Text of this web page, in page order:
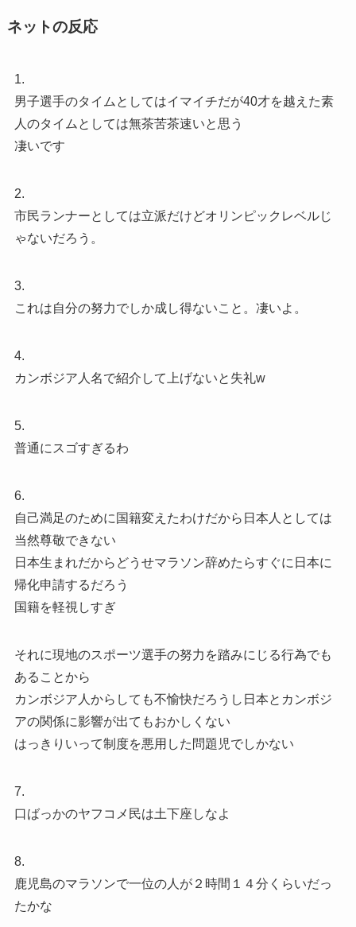
ネットの反応
1.
男子選手のタイムとしてはイマイチだが40才を越えた素
人のタイムとしては無茶苦茶速いと思う
凄いです
2.
市民ランナーとしては立派だけどオリンピックレベルじ
ゃないだろう。
3.
これは自分の努力でしか成し得ないこと。凄いよ。
4.
カンボジア人名で紹介して上げないと失礼w
5.
普通にスゴすぎるわ
6.
自己満足のために国籍変えたわけだから日本人としては
当然尊敬できない
日本生まれだからどうせマラソン辞めたらすぐに日本に
帰化申請するだろう
国籍を軽視しすぎ
それに現地のスポーツ選手の努力を踏みにじる行為でも
あることから
カンボジア人からしても不愉快だろうし日本とカンボジ
アの関係に影響が出てもおかしくない
はっきりいって制度を悪用した問題児でしかない
7.
口ばっかのヤフコメ民は土下座しなよ
8.
鹿児島のマラソンで一位の人が２時間１４分くらいだっ
たかな